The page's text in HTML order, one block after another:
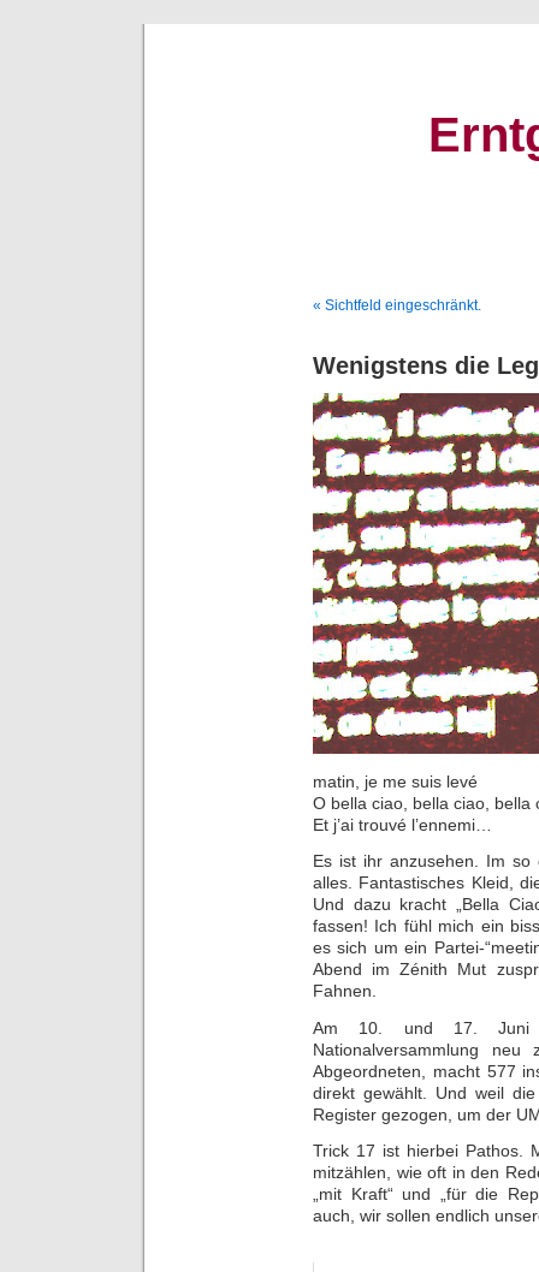
« Sichtfeld eingeschränkt.
Wenigstens die
matin, je me suis levé
O bella ciao, bella ciao, bella
Et j’ai trouvé l’ennemi…
Es ist ihr anzusehen. Im so
alles. Fantastisches Kleid,
Und dazu kracht „Bella
fassen! Ich fühl mich ein
es sich um ein Partei-
Abend im Zénith Mut
Fahnen.
Am 10. und 17. Juni
Nationalversammlung neu
Abgeordneten, macht 577
direkt gewählt. Und weil
Register gezogen, um der
Trick 17 ist hierbei Pathos.
mitzählen, wie oft in den
„mit Kraft“ und „für die
auch, wir sollen endlich